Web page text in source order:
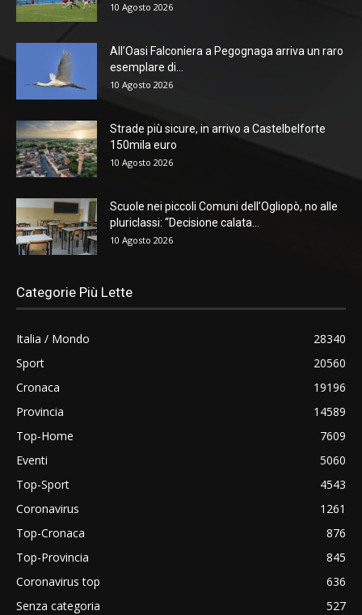
10 Agosto 2026
All’Oasi Falconiera a Pegognaga arriva un raro
esemplare di...
10 Agosto 2026
Strade più sicure, in arrivo a Castelbelforte
150mila euro
10 Agosto 2026
Scuole nei piccoli Comuni dell’Ogliopò, no alle
pluriclassi: “Decisione calata...
10 Agosto 2026
Categorie Più Lette
Italia / Mondo
28340
Sport
20560
Cronaca
19196
Provincia
14589
Top-Home
7609
Eventi
5060
Top-Sport
4543
Coronavirus
1261
Top-Cronaca
876
Top-Provincia
845
Coronavirus top
636
Senza categoria
527